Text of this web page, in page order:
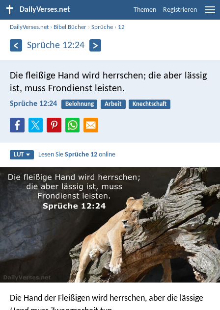
DailyVerses.net Themen Registrieren
DailyVerses.net › Bibel Bücher ›Sprüche › 12
Sprüche 12:24
Die fleißige Hand wird herrschen; die aber lässig
ist, muss Frondienst leisten.
Sprüche 12:24 Belohnung Arbeit Knechtschaft
LUT Lesen SieSprüche 12 online
Die Hand der Fleißigen wird herrschen, aber die lässige